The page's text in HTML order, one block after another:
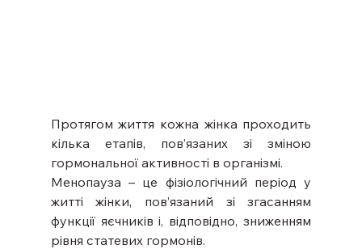
Протягом життя кожна жінка проходить
кілька етапів, пов’язаних зі зміною
гормональної активності в організмі.
Менопауза – це фізіологічний період у
житті жінки, пов’язаний зі згасанням
функції яєчників і, відповідно, зниженням
рівня статевих гормонів.